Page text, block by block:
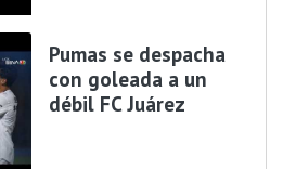
Pumas se despacha
con goleada a un
débil FC Juárez